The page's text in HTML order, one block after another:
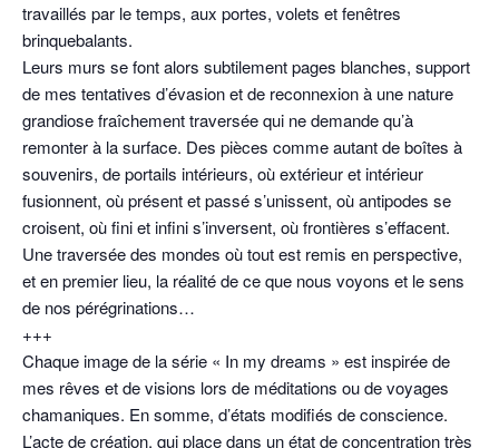
travaillés par le temps, aux portes, volets et fenêtres
brinquebalants.
Leurs murs se font alors subtilement pages blanches, support
de mes tentatives d’évasion et de reconnexion à une nature
grandiose fraîchement traversée qui ne demande qu’à
remonter à la surface. Des pièces comme autant de boîtes à
souvenirs, de portails intérieurs, où extérieur et intérieur
fusionnent, où présent et passé s’unissent, où antipodes se
croisent, où fini et infini s’inversent, où frontières s’effacent.
Une traversée des mondes où tout est remis en perspective,
et en premier lieu, la réalité de ce que nous voyons et le sens
de nos pérégrinations…
+++
Chaque image de la série « In my dreams » est inspirée de
mes rêves et de visions lors de méditations ou de voyages
chamaniques. En somme, d’états modifiés de conscience.
L’acte de création, qui place dans un état de concentration très